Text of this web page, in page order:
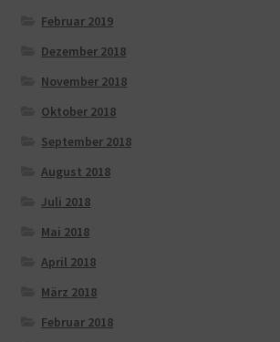
Februar 2019
Dezember 2018
November 2018
Oktober 2018
September 2018
August 2018
Juli 2018
Mai 2018
April 2018
März 2018
Februar 2018